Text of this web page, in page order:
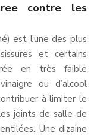
contre les
est l’une des plus
et certains
en très faible
ou d’alcool
à limiter le
joints de salle de
Une dizaine